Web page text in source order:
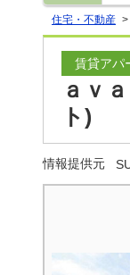
住宅・不動産 >
賃貸アパ
ａｖ
ト)
情報提供元